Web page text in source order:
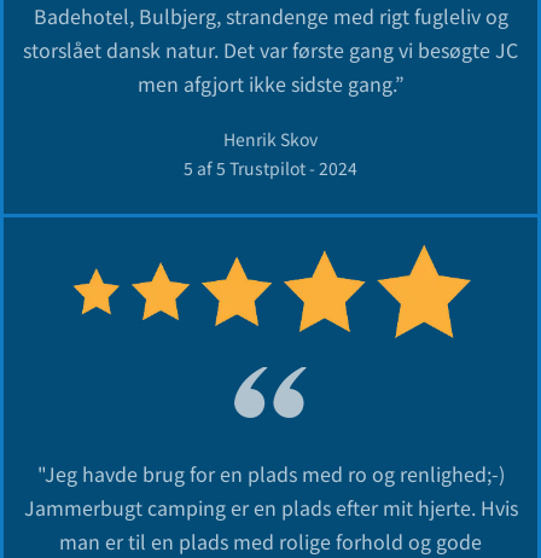
Badehotel, Bulbjerg, strandenge med rigt fugleliv og
storslået dansk natur. Det var første gang vi besøgte JC
men afgjort ikke sidste gang.”
Henrik Skov
5 af 5 Trustpilot - 2024
"Jeg havde brug for en plads med ro og renlighed;-)
Jammerbugt camping er en plads efter mit hjerte. Hvis
man er til en plads med rolige forhold og gode